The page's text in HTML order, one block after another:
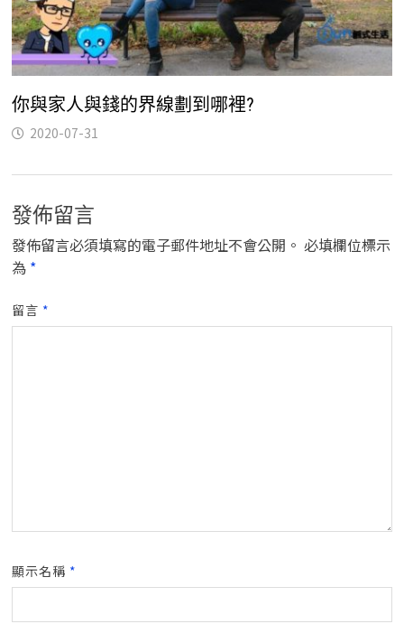
你與家人與錢的界線劃到哪裡?
2020-07-31
發佈留言
發佈留言必須填寫的電子郵件地址不會公開。 必填欄位標示
為 *
留言 *
顯示名稱 *